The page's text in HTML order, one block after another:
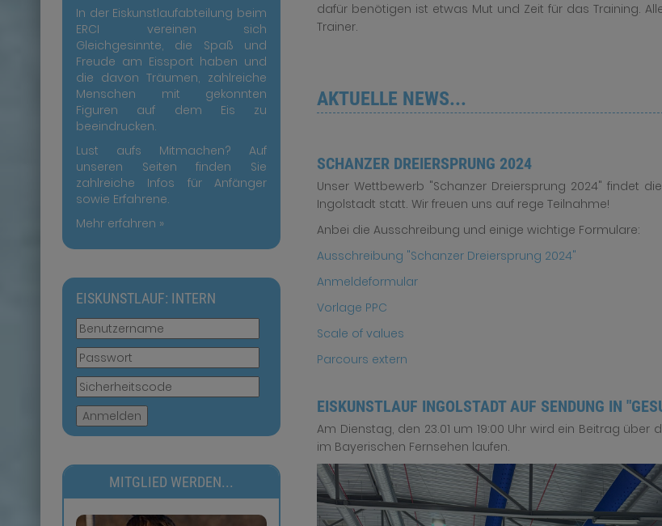
In der Eiskunstlaufabteilung beim
ERCI vereinen sich
Gleichgesinnte, die Spaß und
Freude am Eissport haben und
die davon Träumen, zahlreiche
Menschen mit gekonnten
Figuren auf dem Eis zu
beeindrucken.
Lust aufs Mitmachen? Auf
unseren Seiten finden Sie
zahlreiche Infos für Anfänger
sowie Erfahrene.
Mehr erfahren »
EISKUNSTLAUF: INTERN
Anmelden
MITGLIED WERDEN...
dafür benötigen ist etwas Mut und Zeit für das Training.
Trainer.
AKTUELLE NEWS...
SCHANZER DREIERSPRUNG 2024
Unser Wettbewerb "Schanzer Dreiersprung 2024" findet
Ingolstadt statt. Wir freuen uns auf rege Teilnahme!
Anbei die Ausschreibung und einige wichtige Formulare:
Ausschreibung "Schanzer Dreiersprung 2024"
Anmeldeformular
Vorlage PPC
Scale of values
Parcours extern
EISKUNSTLAUF INGOLSTADT AUF SENDUNG IN
Am Dienstag, den 23.01 um 19:00 Uhr wird ein Beitrag
im Bayerischen Fernsehen laufen.